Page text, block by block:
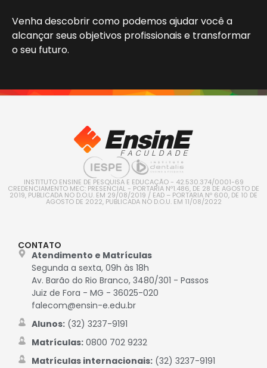
Venha descobrir como podemos ajudar você a
alcançar seus objetivos profissionais e transformar
o seu futuro.
INSTITUTO ENSINE DE PESQUISA E EDUCAÇÃO - 42.530.374/0001-69
CREDENCIAMENTO MEC: PRESENCIAL - PORTARIA Nº1.486, DE 28 DE AGOSTO DE
2019, PUBLICADA NO D.O.U. EM 29/08/2019 / EAD – PORTARIA Nº 600, DE 10 DE
AGOSTO DE 2022, PUBLICADA NO D.O.U. EM 11/08/2022
CONTATO
Atendimento e Matrículas
Segunda a sexta, 09h às 18h
Av. Barão do Rio Branco, 3480/301 - Passos
Juiz de Fora - MG - 36025-020
falecom@ensin-e.edu.br
Alunos:(32) 3237-9191
Matrículas:0800 702 9232
Matrículas internacionais:(32) 3237-9191